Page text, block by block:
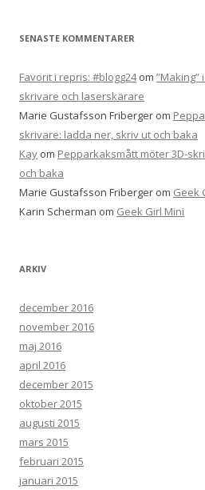
SENASTE KOMMENTARER
Favorit i repris: #blogg24om
skrivare och laserskärare
Marie Gustafsson Friberger om
skrivare: ladda ner, skriv ut och baka
Kay om Pepparkaksmått möter 3D-
och baka
Marie Gustafsson Friberger om Geek
Karin Scherman om Geek Girl Mini
ARKIV
december 2016
november 2016
maj 2016
april 2016
december 2015
oktober 2015
augusti 2015
mars 2015
februari 2015
januari 2015